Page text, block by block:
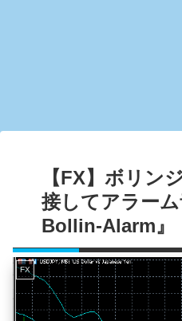
【FX】ボリン
接してアラー
Bollin-Alarm』
FX